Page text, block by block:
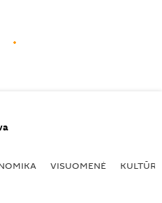
VISUOMENĖ KULTŪRA